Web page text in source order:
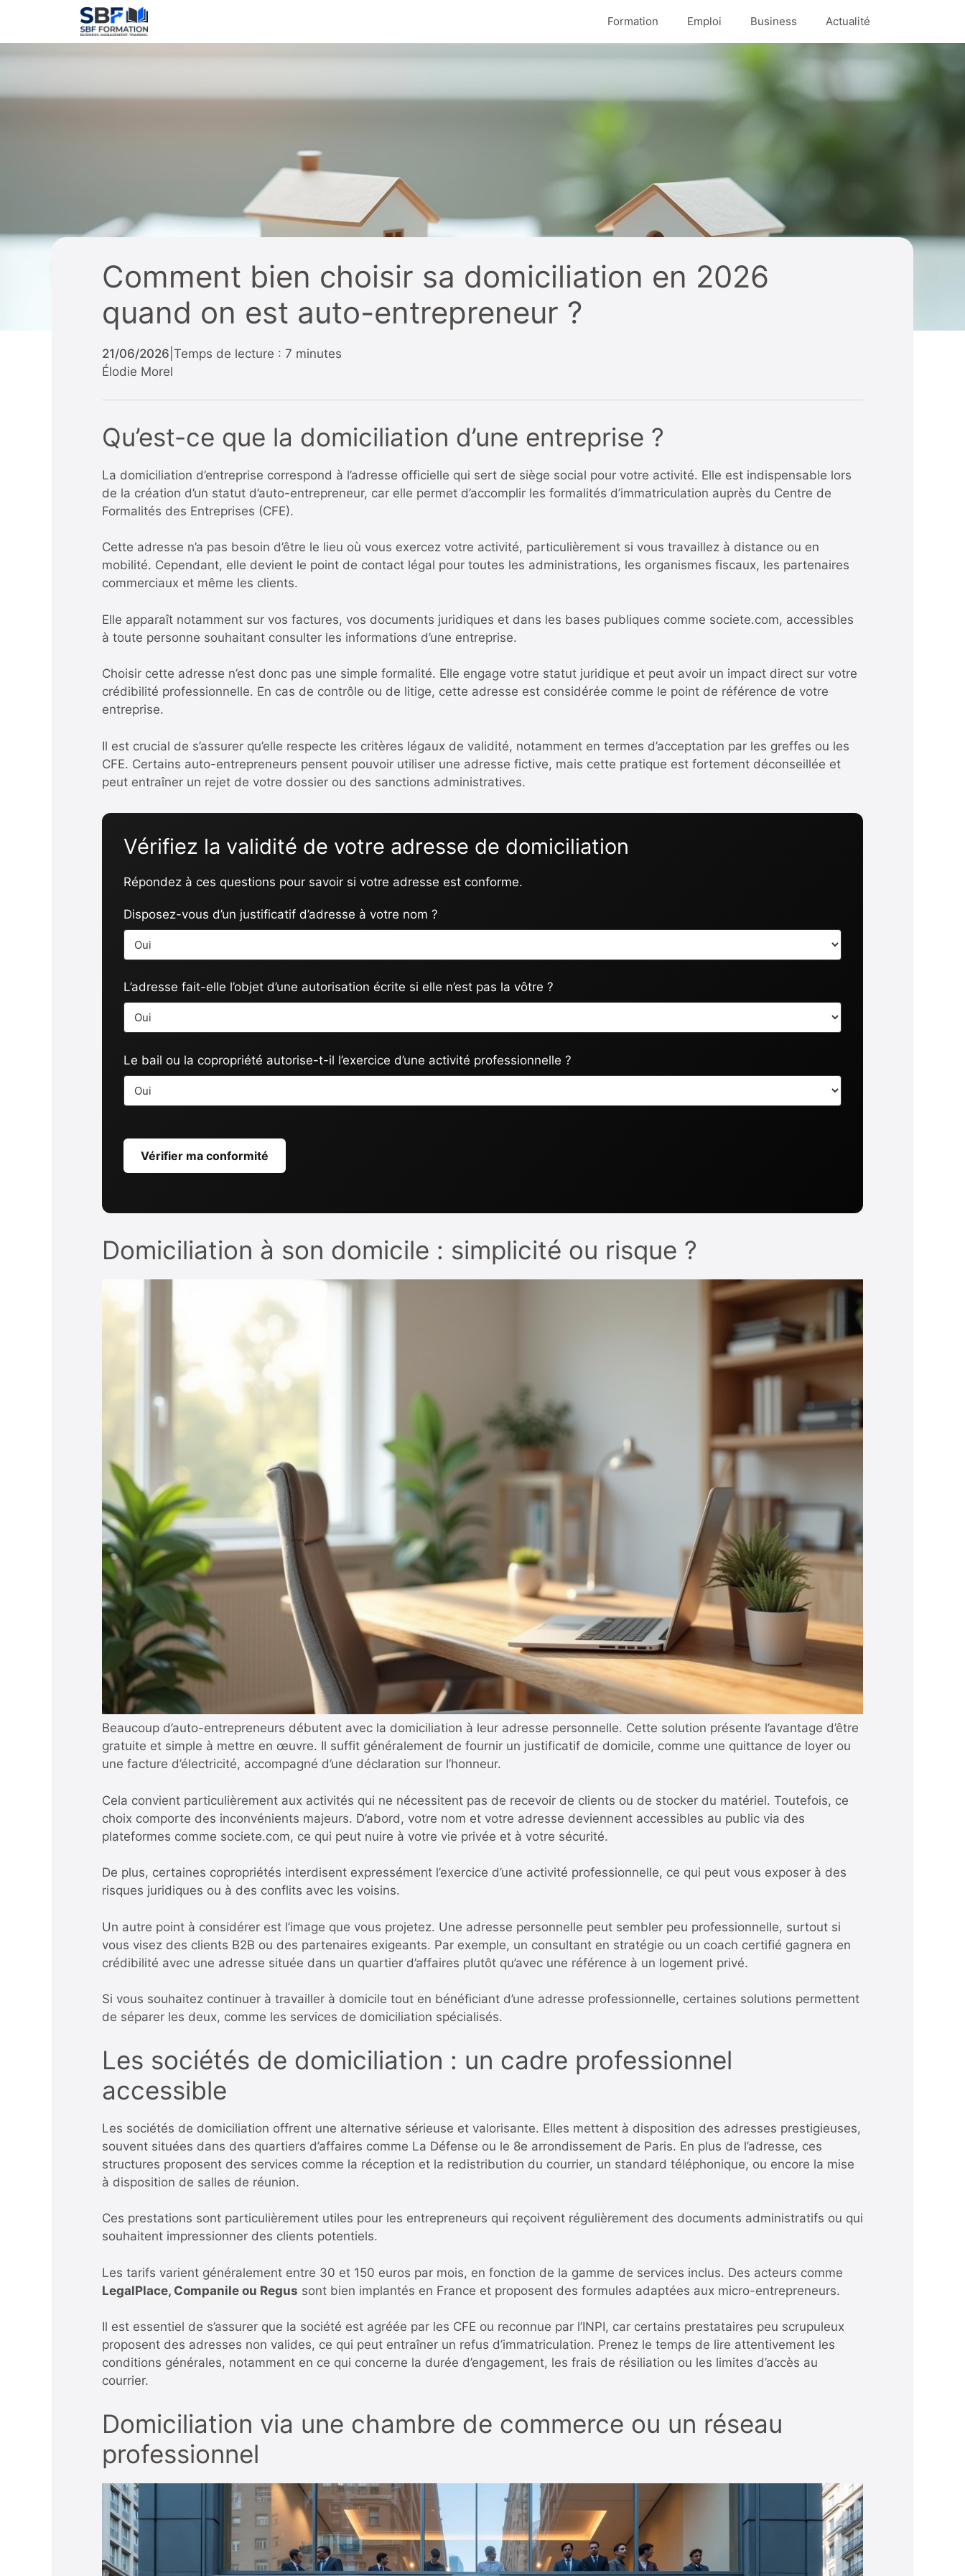
contenu
Formation Emploi Business Actualité
Comment bien choisir sa domiciliation en 2026
quand on est auto-entrepreneur ?
21/06/2026 Temps de lecture : 7 minutes
Élodie Morel
Qu’est-ce que la domiciliation d’une entreprise ?
La domiciliation d’entreprise correspond à l’adresse officielle qui sert de siège social pour votre activité. Elle est indispensable lors
de la création d’un statut d’auto-entrepreneur, car elle permet d’accomplir les formalités d’immatriculation auprès du Centre de
Formalités des Entreprises (CFE).
Cette adresse n’a pas besoin d’être le lieu où vous exercez votre activité, particulièrement si vous travaillez à distance ou en
mobilité. Cependant, elle devient le point de contact légal pour toutes les administrations, les organismes fiscaux, les partenaires
commerciaux et même les clients.
Elle apparaît notamment sur vos factures, vos documents juridiques et dans les bases publiques comme societe.com, accessibles
à toute personne souhaitant consulter les informations d’une entreprise.
Choisir cette adresse n’est donc pas une simple formalité. Elle engage votre statut juridique et peut avoir un impact direct sur votre
crédibilité professionnelle. En cas de contrôle ou de litige, cette adresse est considérée comme le point de référence de votre
entreprise.
Il est crucial de s’assurer qu’elle respecte les critères légaux de validité, notamment en termes d’acceptation par les greffes ou les
CFE. Certains auto-entrepreneurs pensent pouvoir utiliser une adresse fictive, mais cette pratique est fortement déconseillée et
peut entraîner un rejet de votre dossier ou des sanctions administratives.
Vérifiez la validité de votre adresse de domiciliation
Répondez à ces questions pour savoir si votre adresse est conforme.
Disposez-vous d’un justificatif d’adresse à votre nom ?
L’adresse fait-elle l’objet d’une autorisation écrite si elle n’est pas la vôtre ?
Le bail ou la copropriété autorise-t-il l’exercice d’une activité professionnelle ?
Vérifier ma conformité
Domiciliation à son domicile : simplicité ou risque ?
Beaucoup d’auto-entrepreneurs débutent avec la domiciliation à leur adresse personnelle. Cette solution présente l’avantage d’être
gratuite et simple à mettre en œuvre. Il suffit généralement de fournir un justificatif de domicile, comme une quittance de loyer ou
une facture d’électricité, accompagné d’une déclaration sur l’honneur.
Cela convient particulièrement aux activités qui ne nécessitent pas de recevoir de clients ou de stocker du matériel. Toutefois, ce
choix comporte des inconvénients majeurs. D’abord, votre nom et votre adresse deviennent accessibles au public via des
plateformes comme societe.com, ce qui peut nuire à votre vie privée et à votre sécurité.
De plus, certaines copropriétés interdisent expressément l’exercice d’une activité professionnelle, ce qui peut vous exposer à des
risques juridiques ou à des conflits avec les voisins.
Un autre point à considérer est l’image que vous projetez. Une adresse personnelle peut sembler peu professionnelle, surtout si
vous visez des clients B2B ou des partenaires exigeants. Par exemple, un consultant en stratégie ou un coach certifié gagnera en
crédibilité avec une adresse située dans un quartier d’affaires plutôt qu’avec une référence à un logement privé.
Si vous souhaitez continuer à travailler à domicile tout en bénéficiant d’une adresse professionnelle, certaines solutions permettent
de séparer les deux, comme les services de domiciliation spécialisés.
Les sociétés de domiciliation : un cadre professionnel
accessible
Les sociétés de domiciliation offrent une alternative sérieuse et valorisante. Elles mettent à disposition des adresses prestigieuses,
souvent situées dans des quartiers d’affaires comme La Défense ou le 8e arrondissement de Paris. En plus de l’adresse, ces
structures proposent des services comme la réception et la redistribution du courrier, un standard téléphonique, ou encore la mise
à disposition de salles de réunion.
Ces prestations sont particulièrement utiles pour les entrepreneurs qui reçoivent régulièrement des documents administratifs ou qui
souhaitent impressionner des clients potentiels.
Les tarifs varient généralement entre 30 et 150 euros par mois, en fonction de la gamme de services inclus. Des acteurs comme
LegalPlace, Companile ou Regus sont bien implantés en France et proposent des formules adaptées aux micro-entrepreneurs.
Il est essentiel de s’assurer que la société est agréée par les CFE ou reconnue par l’INPI, car certains prestataires peu scrupuleux
proposent des adresses non valides, ce qui peut entraîner un refus d’immatriculation. Prenez le temps de lire attentivement les
conditions générales, notamment en ce qui concerne la durée d’engagement, les frais de résiliation ou les limites d’accès au
courrier.
Domiciliation via une chambre de commerce ou un réseau
professionnel